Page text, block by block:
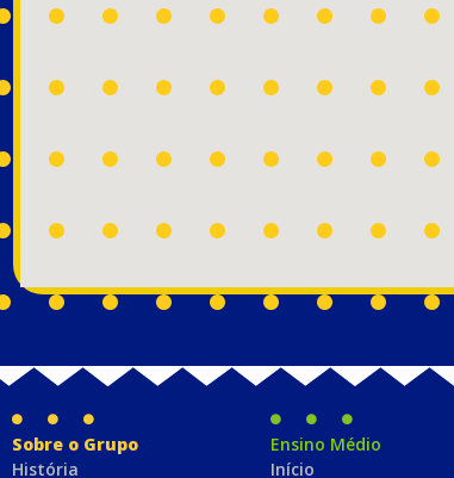
Sobre o Grupo
História
Ensino Médio
Início